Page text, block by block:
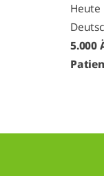
Heute
5.000